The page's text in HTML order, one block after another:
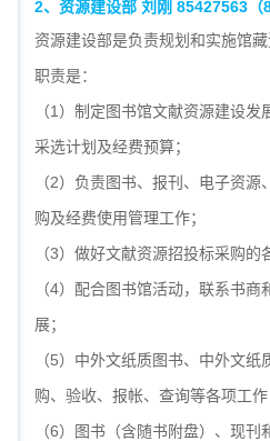
2、资源建设部 刘刚 85427563
资源建设部是负责规划和实施馆
职责是：
（1）制定图书馆文献资源建设
采选计划及经费预算；
（2）负责图书、报刊、电子资
购及经费使用管理工作；
（3）做好文献资源招投标采购的
（4）配合图书馆活动，联系书
展；
（5）中外文纸质图书、中外文
购、验收、报帐、查询等各项工作
（6）图书（含随书附盘）、现